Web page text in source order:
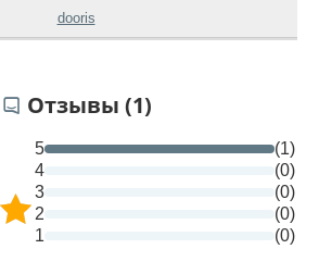
dooris
Отзывы (1)
5
(1)
4
(0)
3
(0)
2
(0)
1
(0)